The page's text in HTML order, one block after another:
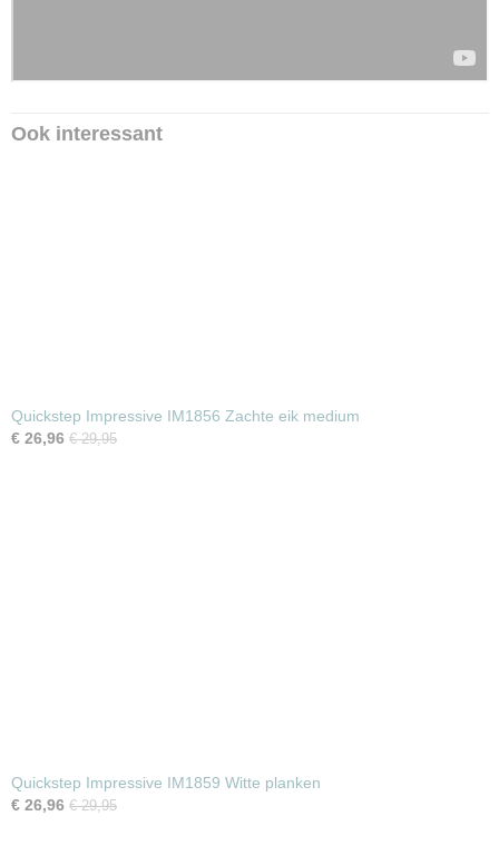
Ook interessant
Quickstep Impressive IM1856 Zachte eik medium
€ 26,96 € 29,95
Quickstep Impressive IM1859 Witte planken
€ 26,96 € 29,95